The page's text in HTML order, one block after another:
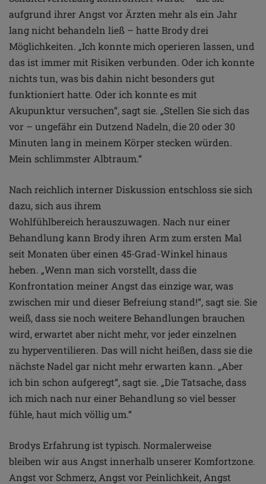
aufgrund ihrer Angst vor Ärzten mehr als ein Jahr
langnicht behandeln ließ – hatte Brodydrei
Möglichkeiten. „Ich konntemich operieren lassen, und
dasist immer mit Risiken verbunden. Oder ich konnte
nichts tun,was bis dahin nicht besondersgut
funktioniert hatte. Oder ich konnte es mit
Akupunktur versuchen“, sagt sie. „Stellen Sie sich das
vor – ungefähr ein Dutzend Nadeln, die 20 oder 30
Minuten lang in meinem Körper stecken würden.
Mein schlimmster Albtraum.“
Nach reichlich interner Diskussion entschloss sie sich
dazu, sich aus ihrem
Wohlfühlbereich herauszuwagen. Nach nur einer
Behandlungkann Brody ihren Arm zum ersten Mal
seit Monaten über einen 45-Grad-Winkel hinaus
heben. „Wenn man sich vorstellt, dassdie
Konfrontation meiner Angst das einzige war, was
zwischen mir und dieser Befreiung stand!“, sagt sie. Sie
weiß, dass sie noch weitere Behandlungen brauchen
wird, erwartet aber nicht mehr, vor jeder einzelnen
zu hyperventilieren. Das will nicht heißen, dass sie die
nächste Nadel gar nicht mehr erwarten kann. „Aber
ich bin schon aufgeregt“, sagt sie. „Die Tatsache, dass
ich mich nach nur einer Behandlung so viel besser
fühle, haut mich völlig um.“
Brodys Erfahrung ist typisch. Normalerweise
bleiben wir aus Angst innerhalb unserer Komfortzone.
Angst vor Schmerz, Angst vor Peinlichkeit, Angst